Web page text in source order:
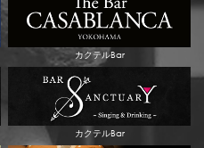
カクテルBar
カクテルBar